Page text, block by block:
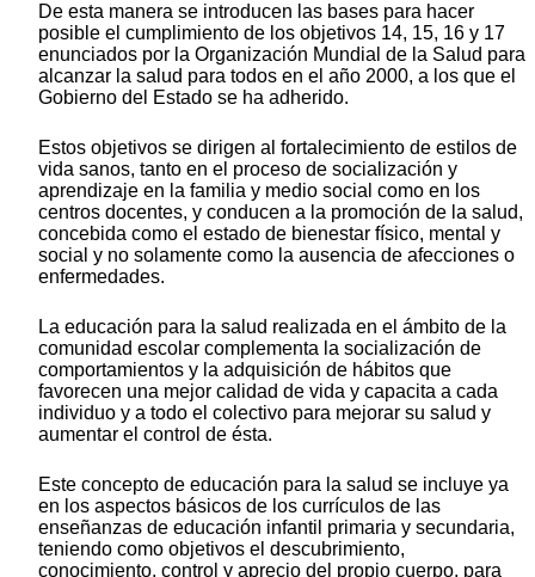
De esta manera se introducen las bases para hacer
posible el cumplimiento de los objetivos 14, 15, 16 y 17
enunciados por la Organización Mundial de la Salud para
alcanzar la salud para todos en el año 2000, a los que el
Gobierno del Estado se ha adherido.
Estos objetivos se dirigen al fortalecimiento de estilos de
vida sanos, tanto en el proceso de socialización y
aprendizaje en la familia y medio social como en los
centros docentes, y conducen a la promoción de la salud,
concebida como el estado de bienestar físico, mental y
social y no solamente como la ausencia de afecciones o
enfermedades.
La educación para la salud realizada en el ámbito de la
comunidad escolar complementa la socialización de
comportamientos y la adquisición de hábitos que
favorecen una mejor calidad de vida y capacita a cada
individuo y a todo el colectivo para mejorar su salud y
aumentar el control de ésta.
Este concepto de educación para la salud se incluye ya
en los aspectos básicos de los currículos de las
enseñanzas de educación infantil primaria y secundaria,
teniendo como objetivos el descubrimiento,
conocimiento, control y aprecio del propio cuerpo, para